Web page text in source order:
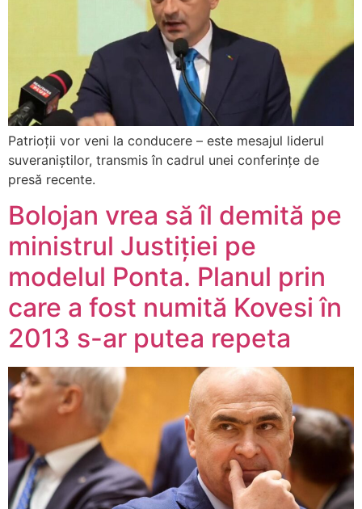
Patrioții vor veni la conducere – este mesajul liderul
suveraniștilor, transmis în cadrul unei conferințe de
presă recente.
Bolojan vrea să îl demită pe
ministrul Justiției pe
modelul Ponta. Planul prin
care a fost numită Kovesi în
2013 s-ar putea repeta